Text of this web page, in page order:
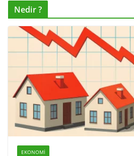
Nedir ?
EKONOMI